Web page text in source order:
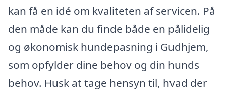
kan få en idé om kvaliteten af servicen. På
den måde kan du finde både en pålidelig
og økonomisk hundepasning i Gudhjem,
som opfylder dine behov og din hunds
behov. Husk at tage hensyn til, hvad der